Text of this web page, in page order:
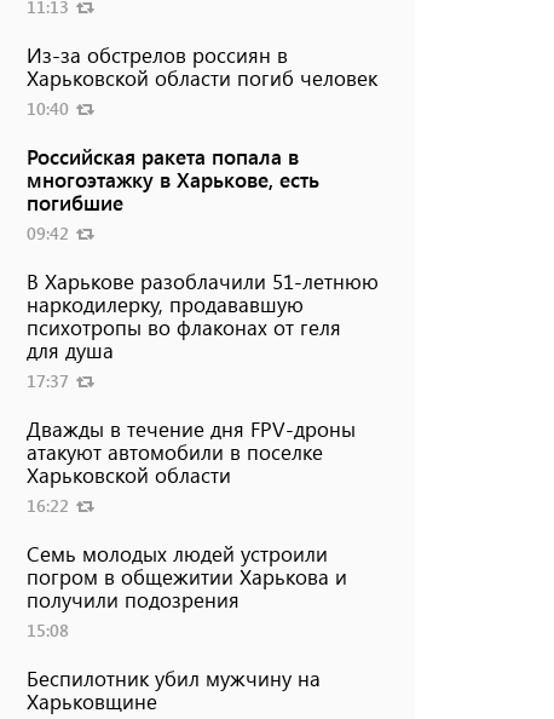
11:13
Из-за обстрелов россиян в
Харьковской области погиб человек
10:40
Российская ракета попала в
многоэтажку в Харькове, есть
погибшие
09:42
В Харькове разоблачили 51-летнюю
наркодилерку, продававшую
психотропы во флаконах от геля
для душа
17:37
Дважды в течение дня FPV-дроны
атакуют автомобили в поселке
Харьковской области
16:22
Семь молодых людей устроили
погром в общежитии Харькова и
получили подозрения
15:08
Беспилотник убил мужчину на
Харьковщине